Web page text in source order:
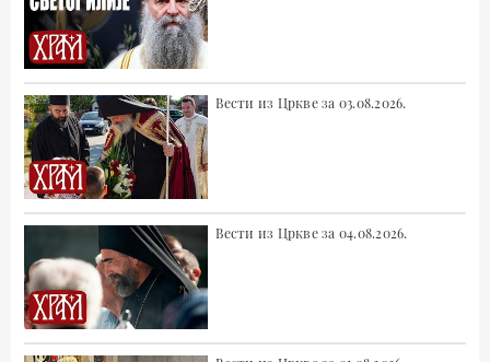
Вести из Цркве за 03.08.2026.
Вести из Цркве за 04.08.2026.